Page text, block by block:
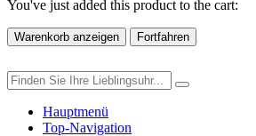
You've just added this product to the cart:
Warenkorb anzeigen Fortfahren
Hauptmenü
Top-Navigation